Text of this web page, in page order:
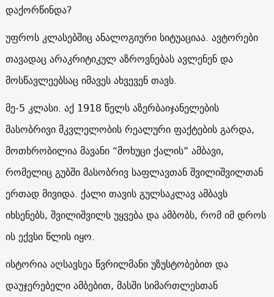
დაქორწინდა?
უფროს კლასებშიც ანალოგიური სიტუაციაა. ავტორები
თავადაც არაკრიტიკულ აზროვნებას ავლენენ და
მოსწავლეებსაც იმავეს ახვევენ თავს.
მე-5 კლასი. აქ 1918 წელს აზერბაიჯანელების
მასობრივი მკვლელობის რეალური ფაქტების გარდა,
მოთხრობილია მავანი “მოხუცი ქალის” ამბავი,
რომელიც გუბში მასობრივ საფლავთან შვილიშვილთან
ერთად მივიდა. ქალი თავის გულსაკლავ ამბავს
იხსენებს, შვილიშვილს უყვება და ამბობს, რომ იმ დროს
ის ექვსი წლის იყო.
ისტორია აღსავსეა წვრილმანი უზუსტობებით და
დაუჯერებელი ამბებით, მასში სიმართლესთან